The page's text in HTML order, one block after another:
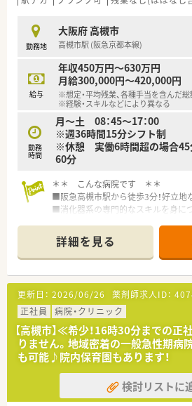
■外来調剤だけではなく、地域医療
在宅訪問業務や薬学管理、お薬の配
【職場環境と雰囲気】
■最新の音声認識薬歴作成システム
書きで平均7分かかる薬歴入力を2分
■ピッキング監査システムなどの過
■安定した大手グループでありなが
付いており、スタッフ同士が楽しく
勤務地
大阪府 高槻市
高槻市駅 (阪急京都本線)
給与
年収450万円～630万円
月給300,000円～420,000円
※想定・平均残業、各種手当を含んだ総
※経験・スキルなどにより異なる
勤務
時間
月～土 08：45～17：00
※週36時間15分シフト制
※休憩 実働6時間超の場合45
60分
＊＊ こんな病院です ＊＊
■阪急高槻市駅から徒歩3分！好立地
■消化器系の専門的なスキルを身に
です。
＊＊ 働く環境 ＊＊
■33床の一般病院。外来はほぼ100
籍の体制ですので、業務に余裕を持
■月～土 8:45～17:00（休憩60分）の
終業時間も、総労働時間も魅力的です。
■残業はほぼ無しの環境！
■薬剤師メンバーの仲が良いのも自
＊＊ こんな方におススメ ＊＊
■未経験から病院へチャレンジをさ
■落ち着いた環境でご勤務を希望され
■勤務後の時間を大切にされたい方！
詳細を見る
更新日： 2026/06/26 薬剤師求人ID：
正社員
病院・クリニック
【高槻市】≪希少！16時30分までの正
りません。地域密着の一般急性期病
も可能♪院内保育園もあります！
検討リストに